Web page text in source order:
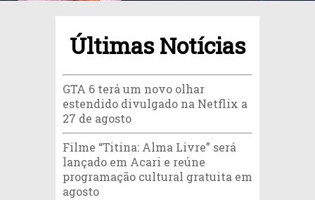
Últimas Notícias
GTA 6 terá um novo olhar
estendido divulgado na Netflix a
27 de agosto
Filme “Titina: Alma Livre” será
lançado em Acari e reúne
programação cultural gratuita em
agosto